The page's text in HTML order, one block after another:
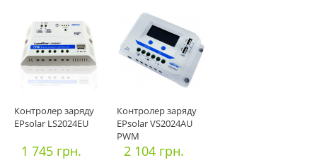
Контролер заряду
EPsolar LS2024EU
1 745 грн.
Контролер заряду
EPsolar VS2024AU
PWM
2 104 грн.